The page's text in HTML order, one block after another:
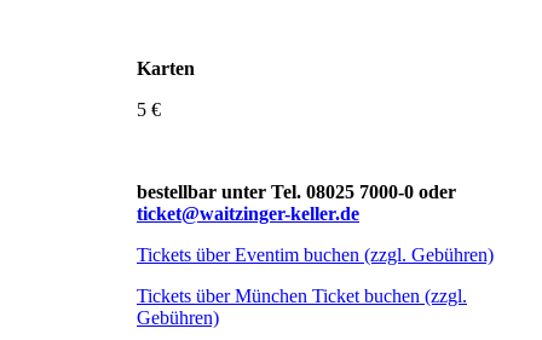
Karten
5 €
bestellbar unter Tel. 08025 7000-0 oder
ticket@waitzinger-keller.de
Tickets über Eventim buchen (zzgl. Gebühren)
Tickets über München Ticket buchen (zzgl.
Gebühren)